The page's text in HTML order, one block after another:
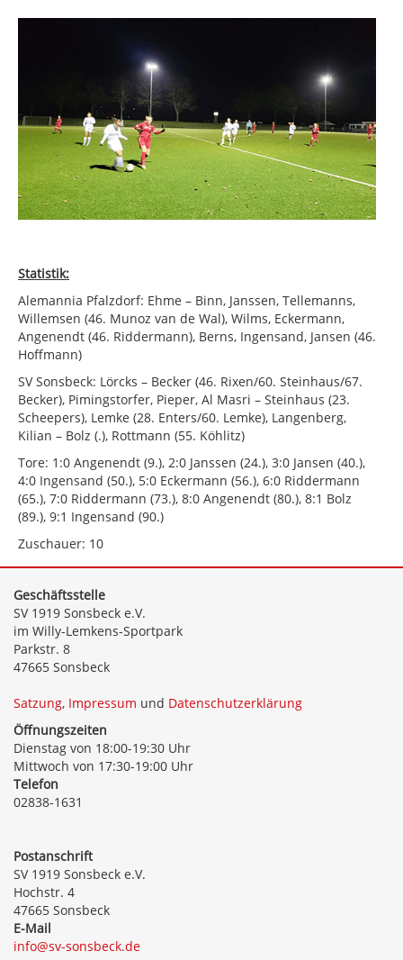
Statistik:
Alemannia Pfalzdorf: Ehme – Binn, Janssen, Tellemanns,
Willemsen (46. Munoz van de Wal), Wilms, Eckermann,
Angenendt (46. Riddermann), Berns, Ingensand, Jansen (46.
Hoffmann)
SV Sonsbeck: Lörcks – Becker (46. Rixen/60. Steinhaus/67.
Becker), Pimingstorfer, Pieper, Al Masri – Steinhaus (23.
Scheepers), Lemke (28. Enters/60. Lemke), Langenberg,
Kilian – Bolz (.), Rottmann (55. Köhlitz)
Tore: 1:0 Angenendt (9.), 2:0 Janssen (24.), 3:0 Jansen (40.),
4:0 Ingensand (50.), 5:0 Eckermann (56.), 6:0 Riddermann
(65.), 7:0 Riddermann (73.), 8:0 Angenendt (80.), 8:1 Bolz
(89.), 9:1 Ingensand (90.)
Zuschauer: 10
Geschäftsstelle
SV 1919 Sonsbeck e.V.
im Willy-Lemkens-Sportpark
Parkstr. 8
47665 Sonsbeck
Satzung, Impressum und Datenschutzerklärung
Öffnungszeiten
Dienstag von 18:00-19:30 Uhr
Mittwoch von 17:30-19:00 Uhr
Telefon
02838-1631
Postanschrift
SV 1919 Sonsbeck e.V.
Hochstr. 4
47665 Sonsbeck
E-Mail
info@sv-sonsbeck.de